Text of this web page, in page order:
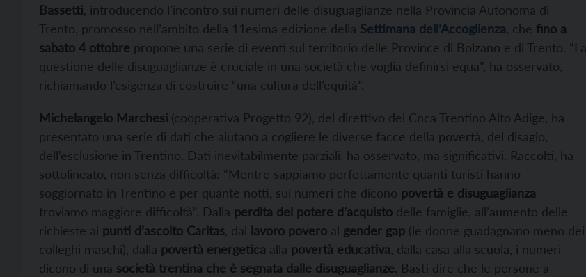
Bassetti, introducendo l’incontro sui numeri delle disuguaglianze nella Provincia Autonoma di
Trento, promosso nell’ambito della 11esima edizione della Settimana dell’Accoglienza, che fino a
sabato 4 ottobre propone una serie di eventi sul territorio delle Province di Bolzano e di Trento. “La
questione delle disuguaglianze è cruciale in una società che voglia definirsi equa”, ha osservato,
richiamando l’esigenza di costruire “una cultura dell’equità”.
Michelangelo Marchesi (cooperativa Progetto 92), del direttivo del Cnca Trentino Alto Adige, ha
presentato una serie di dati che aiutano a cogliere le diverse facce della povertà, del disagio,
dell’esclusione in Trentino. Dati inevitabilmente parziali, ha osservato, ma significativi. Raccolti, ha
sottolineato, non senza difficoltà: “Mentre sappiamo perfettamente quanti turisti hanno
soggiornato in Trentino e per quante notti, sui numeri che dicono povertà e disuguaglianza
troviamo maggiore difficoltà”. Dalla perdita del potere d’acquisto delle famiglie, all’aumento delle
richieste ai punti d’ascolto Caritas, dal lavoro povero al gender gap (le donne guadagnano meno dei
colleghi maschi), dalla povertà energetica alla povertà educativa, dalla casa alla scuola, i numeri
dicono di una società trentina che è segnata dalle disuguaglianze. Basti dire che le persone a